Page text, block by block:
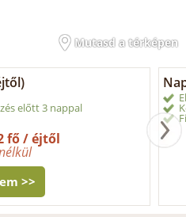
Mutasd a térképen
előtt 3 nappal
fő / éjtől
>>